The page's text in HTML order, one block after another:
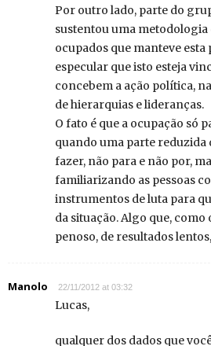
Por outro lado, parte do
sustentou uma metodologia
ocupados que manteve esta
especular que isto esteja
concebem a ação política,
de hierarquias e lideranças.
O fato é que a ocupação só
quando uma parte reduzida
fazer, não para e não por,
familiarizando as pessoas
instrumentos de luta para
da situação. Algo que,
penoso, de resultados
Manolo 22/11/2012 at 03:32
Lucas,
qualquer dos dados que